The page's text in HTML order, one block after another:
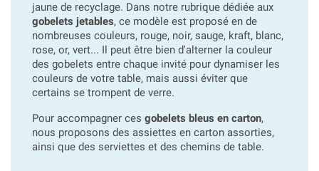
jaune de recyclage. Dans notre rubrique dédiée aux
gobelets jetables, ce modèle est proposé en de
nombreuses couleurs, rouge, noir, sauge, kraft, blanc,
rose, or, vert... Il peut être bien d'alterner la couleur
des gobelets entre chaque invité pour dynamiser les
couleurs de votre table, mais aussi éviter que
certains se trompent de verre.
Pour accompagner ces gobelets bleus en carton,
nous proposons des assiettes en carton assorties,
ainsi que des serviettes et des chemins de table.